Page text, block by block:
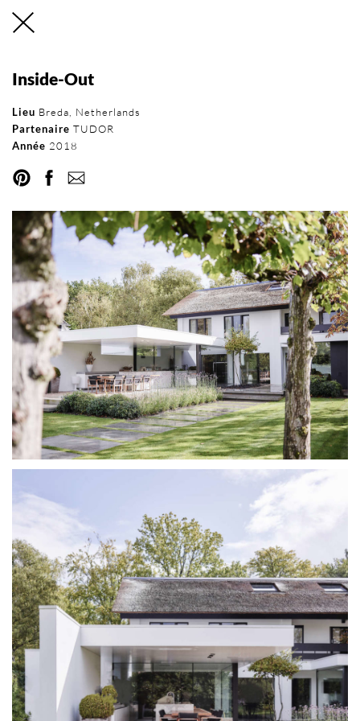
Inside-Out
Lieu Breda, Netherlands
Partenaire TUDOR
Année 2018
Réseau international
RÉSEAU DEVENEZ PARTENAIRE
SYSTÈME
PROJECTS
DEVENEZ PARTENAIRE
CONTACT FRANCE
DIMOS@ORAMAMINIMALFRAMES.COM
+30 6947567344
LOGIN